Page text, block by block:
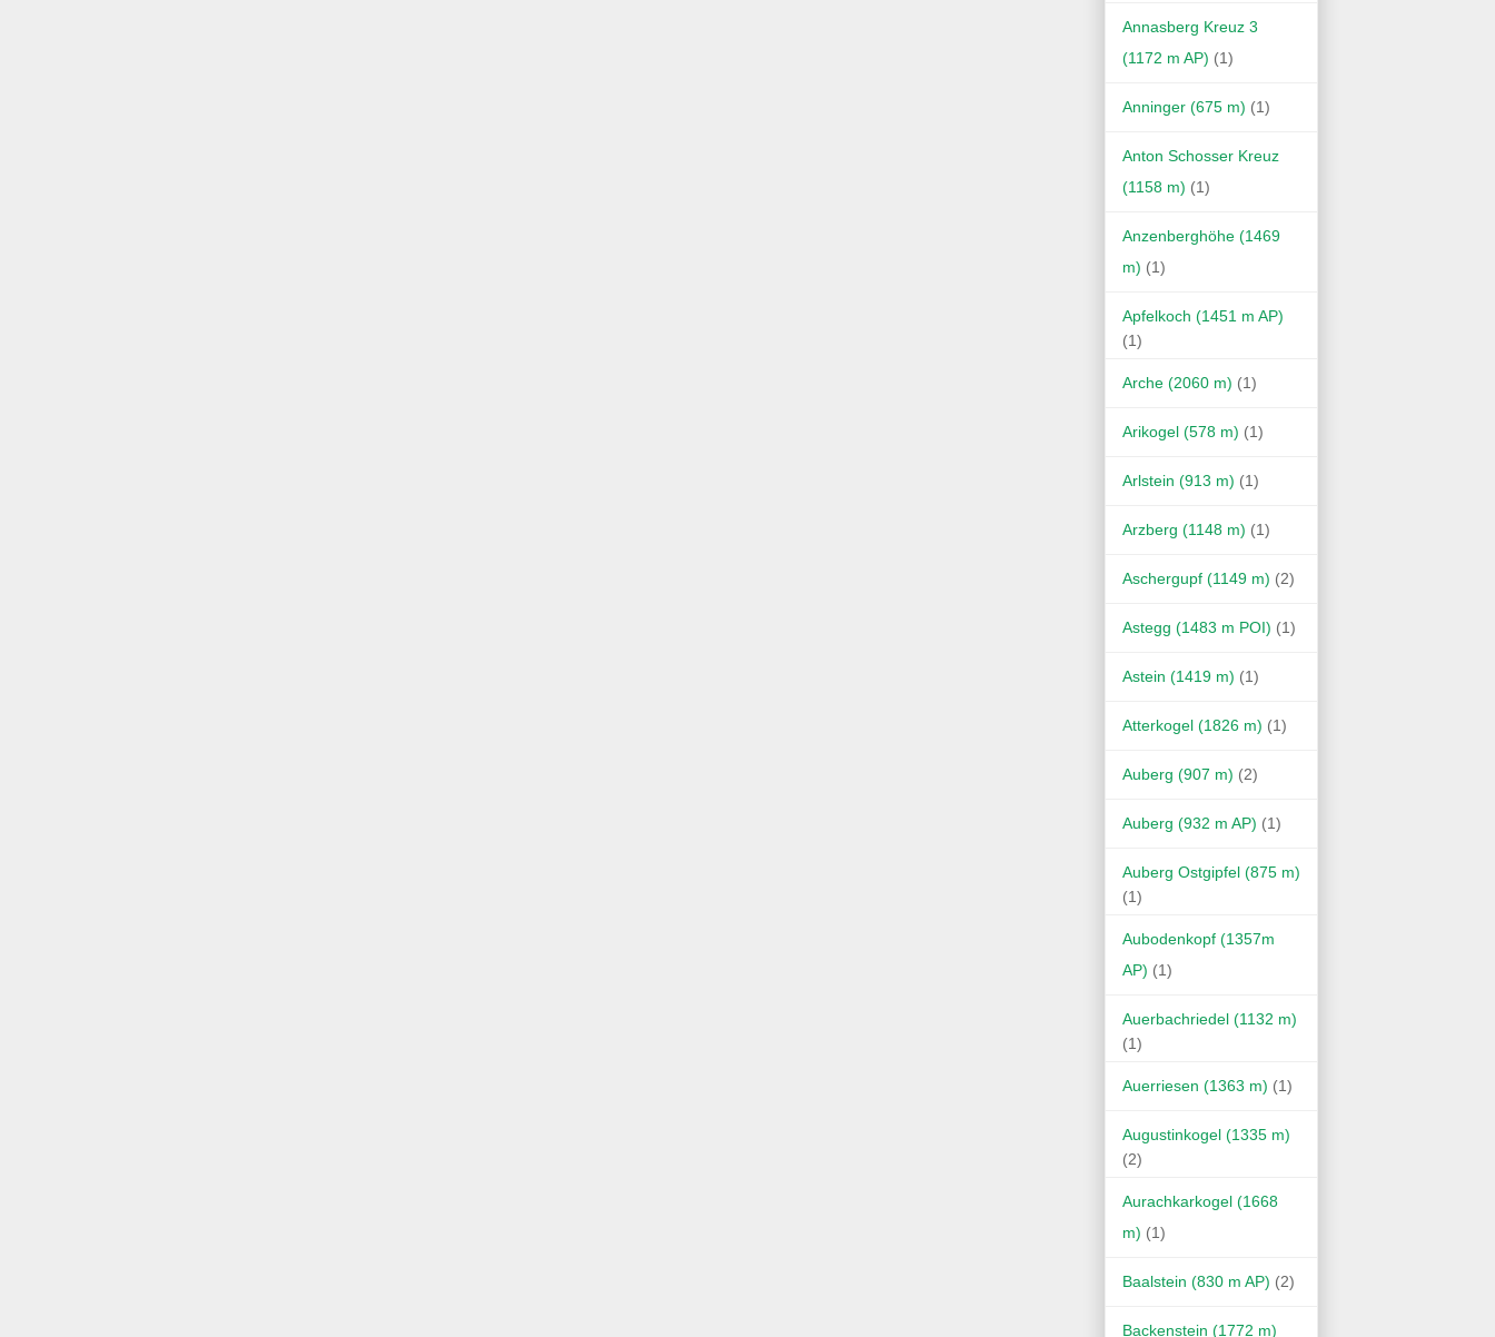
Annasberg Kreuz 3
(1172 m AP) (1)
Anninger (675 m) (1)
Anton Schosser Kreuz
(1158 m) (1)
Anzenberghöhe (1469
m) (1)
Apfelkoch (1451 m AP)
(1)
Arche (2060 m) (1)
Arikogel (578 m) (1)
Arlstein (913 m) (1)
Arzberg (1148 m) (1)
Aschergupf (1149 m) (2)
Astegg (1483 m POI) (1)
Astein (1419 m) (1)
Atterkogel (1826 m) (1)
Auberg (907 m) (2)
Auberg (932 m AP) (1)
Auberg Ostgipfel (875 m)
(1)
Aubodenkopf (1357m
AP) (1)
Auerbachriedel (1132 m)
(1)
Auerriesen (1363 m) (1)
Augustinkogel (1335 m)
(2)
Aurachkarkogel (1668
m) (1)
Baalstein (830 m AP) (2)
Backenstein (1772 m)